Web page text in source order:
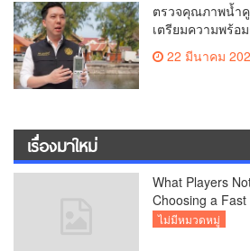
ตรวจคุณภาพน้ำคู
เตรียมความพร้อ
สงกรานต์ หรือป๋
ประจำปี 2568 บริ
22 มีนาคม
เรื่องมาใหม่
What Players
Choosing a
UK
ไม่มีหมวดหมู่